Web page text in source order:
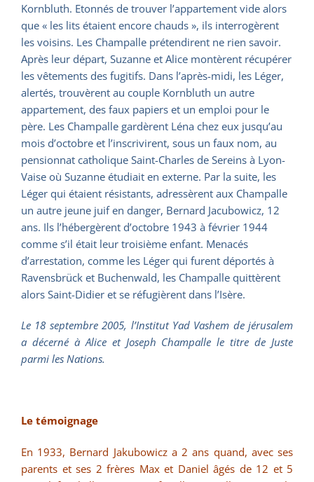
Kornbluth. Etonnés de trouver l’appartement vide alors
que « les lits étaient encore chauds », ils interrogèrent
les voisins. Les Champalle prétendirent ne rien savoir.
Après leur départ, Suzanne et Alice montèrent récupérer
les vêtements des fugitifs. Dans l’après-midi, les Léger,
alertés, trouvèrent au couple Kornbluth un autre
appartement, des faux papiers et un emploi pour le
père. Les Champalle gardèrent Léna chez eux jusqu’au
mois d’octobre et l’inscrivirent, sous un faux nom, au
pensionnat catholique Saint-Charles de Sereins à Lyon-
Vaise où Suzanne étudiait en externe. Par la suite, les
Léger qui étaient résistants, adressèrent aux Champalle
un autre jeune juif en danger, Bernard Jacubowicz, 12
ans. Ils l’hébergèrent d’octobre 1943 à février 1944
comme s’il était leur troisième enfant. Menacés
d’arrestation, comme les Léger qui furent déportés à
Ravensbrück et Buchenwald, les Champalle quittèrent
alors Saint-Didier et se réfugièrent dans l’Isère.
Le 18 septembre 2005, l’Institut Yad Vashem de jérusalem
a décerné à Alice et Joseph Champalle le titre de Juste
parmi les Nations.
Le témoignage
En 1933, Bernard Jakubowicz a 2 ans quand, avec ses
parents et ses 2 frères Max et Daniel âgés de 12 et 5